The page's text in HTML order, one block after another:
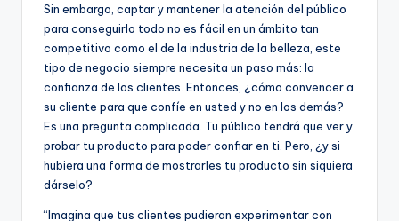
Sin embargo, captar y mantener la atención del público
para conseguirlo todo no es fácil en un ámbito tan
competitivo como el de la industria de la belleza, este
tipo de negocio siempre necesita un paso más: la
confianza de los clientes. Entonces, ¿cómo convencer a
su cliente para que confíe en usted y no en los demás?
Es una pregunta complicada. Tu público tendrá que ver y
probar tu producto para poder confiar en ti. Pero, ¿y si
hubiera una forma de mostrarles tu producto sin siquiera
dárselo?
“Imagina que tus clientes pudieran experimentar con